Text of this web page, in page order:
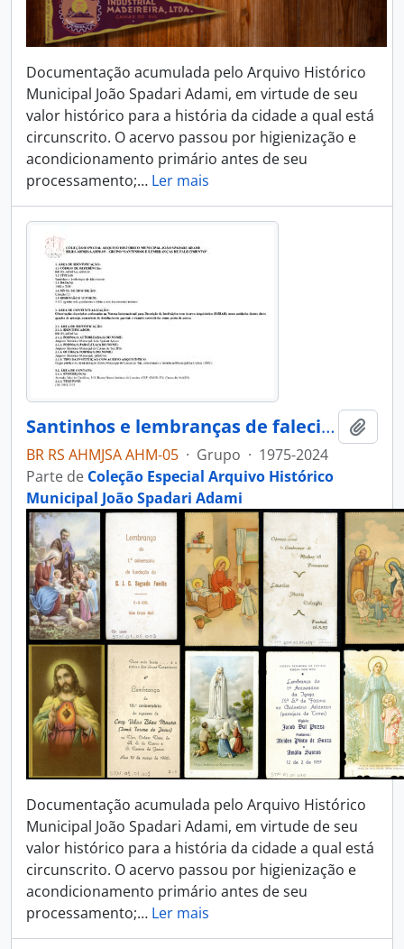
Documentação acumulada pelo Arquivo Histórico
Municipal João Spadari Adami, em virtude de seu
valor histórico para a história da cidade a qual está
circunscrito. O acervo passou por higienização e
acondicionamento primário antes de seu
processamento;… Ler mais
Santinhos e lembranças de falecimento
BR RS AHMJSA AHM-05 · Grupo · 1975-2024
Parte de Coleção Especial Arquivo Histórico
Municipal João Spadari Adami
Documentação acumulada pelo Arquivo Histórico
Municipal João Spadari Adami, em virtude de seu
valor histórico para a história da cidade a qual está
circunscrito. O acervo passou por higienização e
acondicionamento primário antes de seu
processamento;… Ler mais